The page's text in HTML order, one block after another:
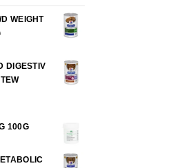
WEIGHT
DIGESTIV
100G